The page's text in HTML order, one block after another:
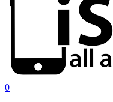
search
account
0